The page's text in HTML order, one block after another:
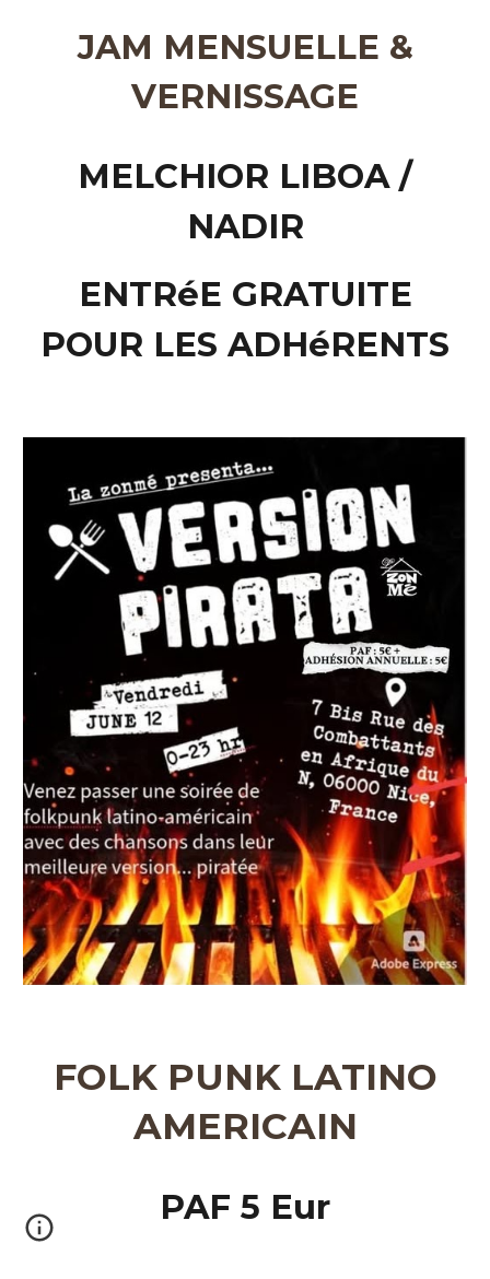
JAM MENSUELLE &
VERNISSAGE
MELCHIOR LIBOA /
NADIR
ENTRéE GRATUITE
POUR LES ADHéRENTS
FOLK PUNK LATINO
AMERICAIN
PAF 5 Eur